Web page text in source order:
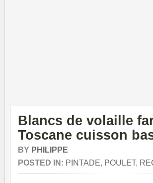
Blancs de volaille
Toscane cuisson
BY PHILIPPE
POSTED IN: PINTADE, POULET,